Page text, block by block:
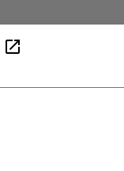
open_in_new